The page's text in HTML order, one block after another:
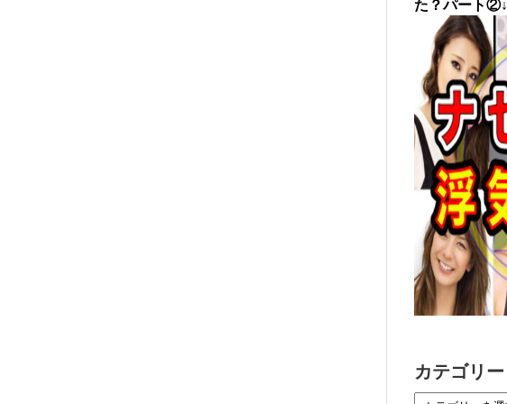
た？パート②↓
カテゴリー